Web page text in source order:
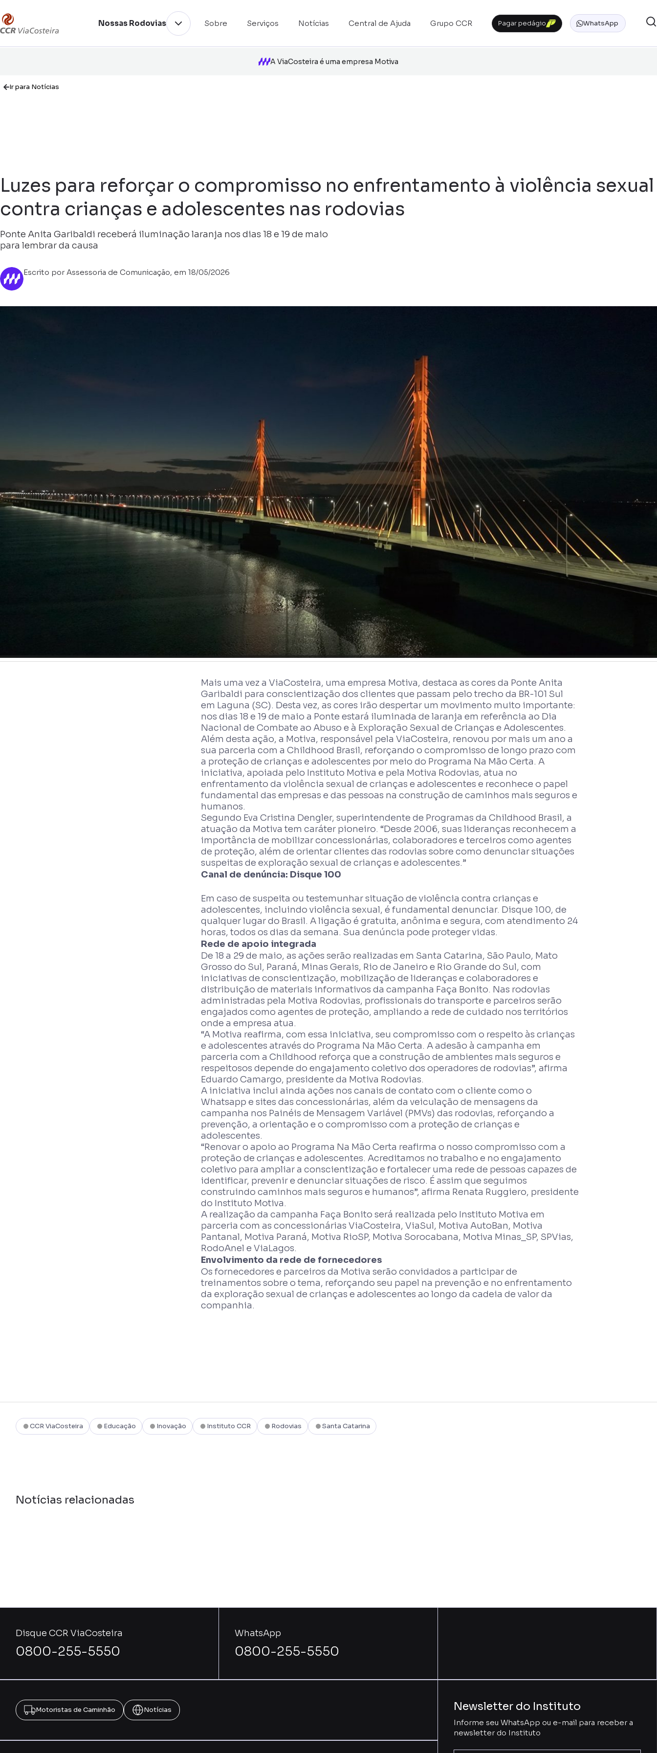
Nossas Rodovias Sobre Serviços Notícias Central de Ajuda Grupo CCR Pagar pedágio WhatsApp
A ViaCosteira é uma empresa Motiva
Ir para Notícias
Luzes para reforçar o compromisso no enfrentamento à violência sexual
contra crianças e adolescentes nas rodovias
Ponte Anita Garibaldi receberá iluminação laranja nos dias 18 e 19 de maio
para lembrar da causa
Escrito por Assessoria de Comunicação, em 18/05/2026
Mais uma vez a ViaCosteira, uma empresa Motiva, destaca as cores da Ponte Anita
Garibaldi para conscientização dos clientes que passam pelo trecho da BR-101 Sul
em Laguna (SC). Desta vez, as cores irão despertar um movimento muito importante:
nos dias 18 e 19 de maio a Ponte estará iluminada de laranja em referência ao Dia
Nacional de Combate ao Abuso e à Exploração Sexual de Crianças e Adolescentes.
Além desta ação, a Motiva, responsável pela ViaCosteira, renovou por mais um ano a
sua parceria com a Childhood Brasil, reforçando o compromisso de longo prazo com
a proteção de crianças e adolescentes por meio do Programa Na Mão Certa. A
iniciativa, apoiada pelo Instituto Motiva e pela Motiva Rodovias, atua no
enfrentamento da violência sexual de crianças e adolescentes e reconhece o papel
fundamental das empresas e das pessoas na construção de caminhos mais seguros e
humanos.
Segundo Eva Cristina Dengler, superintendente de Programas da Childhood Brasil, a
atuação da Motiva tem caráter pioneiro. “Desde 2006, suas lideranças reconhecem a
importância de mobilizar concessionárias, colaboradores e terceiros como agentes
de proteção, além de orientar clientes das rodovias sobre como denunciar situações
suspeitas de exploração sexual de crianças e adolescentes.”
Canal de denúncia: Disque 100
Em caso de suspeita ou testemunhar situação de violência contra crianças e
adolescentes, incluindo violência sexual, é fundamental denunciar. Disque 100, de
qualquer lugar do Brasil. A ligação é gratuita, anônima e segura, com atendimento 24
horas, todos os dias da semana. Sua denúncia pode proteger vidas.
Rede de apoio integrada
De 18 a 29 de maio, as ações serão realizadas em Santa Catarina, São Paulo, Mato
Grosso do Sul, Paraná, Minas Gerais, Rio de Janeiro e Rio Grande do Sul, com
iniciativas de conscientização, mobilização de lideranças e colaboradores e
distribuição de materiais informativos da campanha Faça Bonito. Nas rodovias
administradas pela Motiva Rodovias, profissionais do transporte e parceiros serão
engajados como agentes de proteção, ampliando a rede de cuidado nos territórios
onde a empresa atua.
“A Motiva reafirma, com essa iniciativa, seu compromisso com o respeito às crianças
e adolescentes através do Programa Na Mão Certa. A adesão à campanha em
parceria com a Childhood reforça que a construção de ambientes mais seguros e
respeitosos depende do engajamento coletivo dos operadores de rodovias”, afirma
Eduardo Camargo, presidente da Motiva Rodovias.
A iniciativa inclui ainda ações nos canais de contato com o cliente como o
Whatsapp e sites das concessionárias, além da veiculação de mensagens da
campanha nos Painéis de Mensagem Variável (PMVs) das rodovias, reforçando a
prevenção, a orientação e o compromisso com a proteção de crianças e
adolescentes.
“Renovar o apoio ao Programa Na Mão Certa reafirma o nosso compromisso com a
proteção de crianças e adolescentes. Acreditamos no trabalho e no engajamento
coletivo para ampliar a conscientização e fortalecer uma rede de pessoas capazes de
identificar, prevenir e denunciar situações de risco. É assim que seguimos
construindo caminhos mais seguros e humanos”, afirma Renata Ruggiero, presidente
do Instituto Motiva.
A realização da campanha Faça Bonito será realizada pelo Instituto Motiva em
parceria com as concessionárias ViaCosteira, ViaSul, Motiva AutoBan, Motiva
Pantanal, Motiva Paraná, Motiva RioSP, Motiva Sorocabana, Motiva Minas_SP, SPVias,
RodoAnel e ViaLagos.
Envolvimento da rede de fornecedores
Os fornecedores e parceiros da Motiva serão convidados a participar de
treinamentos sobre o tema, reforçando seu papel na prevenção e no enfrentamento
da exploração sexual de crianças e adolescentes ao longo da cadeia de valor da
companhia.
CCR ViaCosteira Educação Inovação Instituto CCR Rodovias Santa Catarina
Notícias relacionadas
Disque CCR ViaCosteira
0800-255-5550
WhatsApp
0800-255-5550
Motoristas de Caminhão Notícias Newsletter do Instituto
Informe seu WhatsApp ou e-mail para receber a
newsletter do Instituto